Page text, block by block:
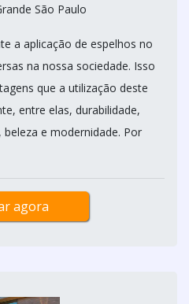
São Paulo
a aplicação de espelhos no
na nossa sociedade. Isso
que a utilização deste
entre elas, durabilidade,
e modernidade. Por
agora